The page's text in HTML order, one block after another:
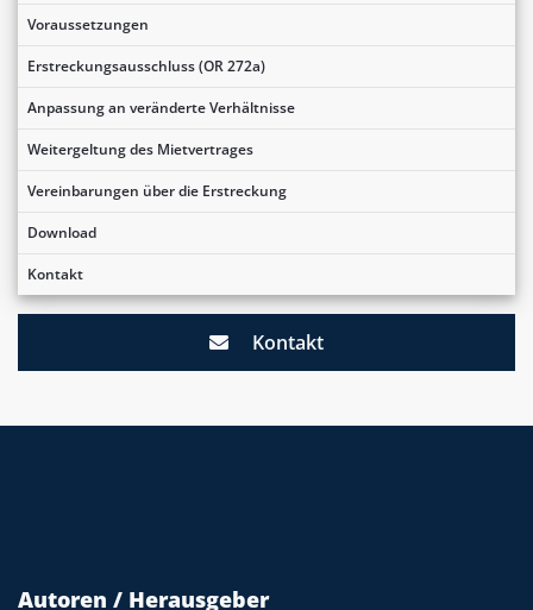
Voraussetzungen
Erstreckungsausschluss (OR 272a)
Anpassung an veränderte Verhältnisse
Weitergeltung des Mietvertrages
Vereinbarungen über die Erstreckung
Download
Kontakt
Kontakt
Autoren / Herausgeber